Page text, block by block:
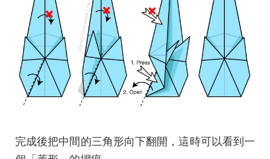
完成後把中間的三角形向下翻開，這時可以看到一